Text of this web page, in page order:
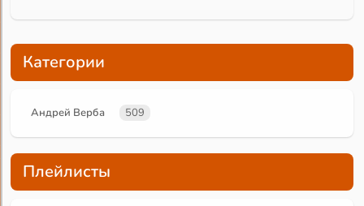
Категории
Андрей Верба 509
Плейлисты